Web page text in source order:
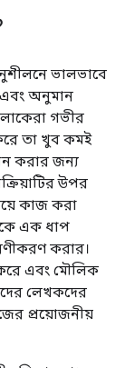
ভালভাবে
অনুমান
গভীর
তা খুব কমই
করার জন্য
উপর
কাজ করা
এক ধাপ
করার।
করে এবং মৌলিক
লেখকদের
প্রয়োজনীয়